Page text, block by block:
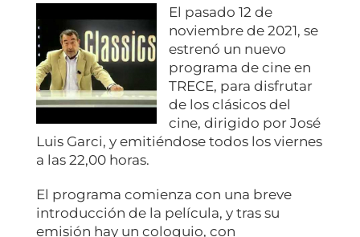
El pasado 12 de
noviembre de 2021, se
estrenó un nuevo
programa de cine en
TRECE, para disfrutar
de los clásicos del
cine, dirigido por José
Luis Garci, y emitiéndose todos los viernes
a las 22,00 horas.
El programa comienza con una breve
introducción de la película, y tras su
emisión hay un coloquio, con